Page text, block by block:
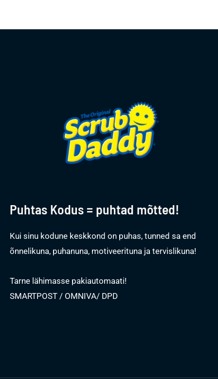
Puhtas Kodus = puhtad mõtted!
Kui sinu kodune keskkond on puhas, tunned sa end
õnnelikuna, puhanuna, motiveerituna ja tervislikuna!
Tarne lähimasse pakiautomaati!
SMARTPOST / OMNIVA/ DPD